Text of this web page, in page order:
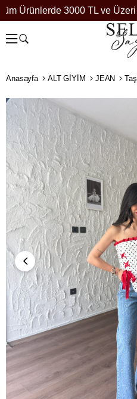
Ürünlerde 3000 TL ve Üzeri
Anasayfa ALT GİYİM JEAN